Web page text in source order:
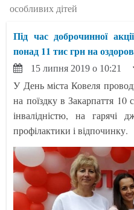
особливих дітей
Під час доброчинної
понад 11 тис грн на
15 липня 2019 о 10:21
У День міста Ковеля
на поїздку в Закарпаття 10
інвалідністю, на гарячі
профілактики і відпочинку.